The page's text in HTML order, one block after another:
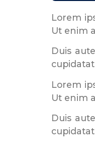
Lorem
Ut enim
Duis
Lorem
Ut enim
Duis